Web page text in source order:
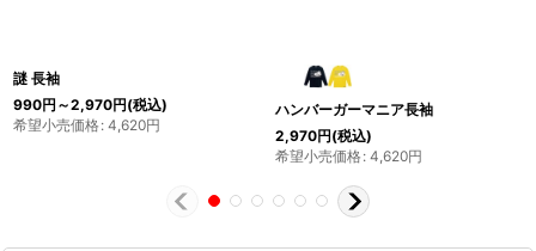
謎 長袖
990円 ～2,970円(税込)
希望小売価格: 4,620円
ハンバーガーマニア長袖
2,970円(税込)
希望小売価格: 4,620円